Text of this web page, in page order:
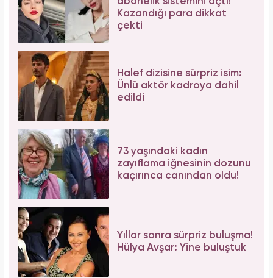
Galatasaray'ın yıldız oyuncusu Mauro Icardi
ile Wanda Nara'nın nafaka davasında karar
çıktı!
Serenay Sarıkaya, Feyza Civelek ve Blok3
dahil 8 kişinin uyuşturucu test sonucu belli
oldu!